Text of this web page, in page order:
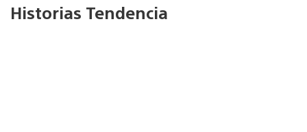
Historias Tendencia